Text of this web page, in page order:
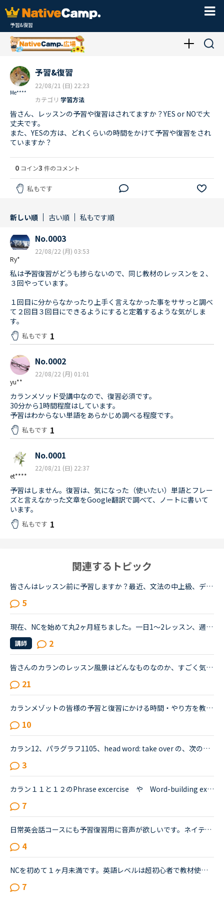
予習&復習
Me****
予習&復習
22/08/21 (日) 22:23
カテゴリ 学習方法
皆さん、レッスンの予習や復習はされてますか？YES or NOで大
丈夫です。
また、YESの方は、どれくらいの時間をかけて予習や復習をされ
ていますか？
0 コイン3 件のコメント
私もです
新しい順 古い順 私もです順
Ry*
No.0003
22/08/22 (月) 03:53
私は予習復習がどうも捗らないので、同じ教材のレッスンを２、
３回やっています。
１回目に分からなかったり上手く言えなかった事をササっと調べ
て２回目３回目にできるようにすると定着するような気がしま
す。
私もです 1
yu**
No.0002
22/08/22 (月) 01:01
カランメソッド受講中なので、復習必須です。
30分から1時間程度はしています。
予習はわからない単語をあらかじめ調べる程度です。
私もです 1
et****
No.0001
22/08/21 (日) 22:37
予習はしません。復習は、気になった（使いたい）単語とフレー
ズと言えなかった文章をGoogle翻訳で調べて、ノートに書いて
います。
私もです 1
関連するトピック
皆さんはレッスン前に予習しますか？最近、文法の中上級、デイリーニュース、ディスカッション等を受けていますがだんだん内容が難しくなってきて予習がないと不安でレッスンが受けられません。というか予習して...
5
現在、NCを始めて丸2ヶ月経ちました。一日1〜2レッスン、週に4日くらいしか出来ないのですが、文法中級、実践発音中級をやっています。私は文法テキストのエクササイズで、習った文法を使って自分で例文を作る部...
講師 2
皆さんのカランのレッスン風景はどんなものなのか、すごく気になってます。私は間もなくカランstage6に入るものです。毎日1〜2レッスンのカランを受けています。超高速の先生に当たった時や、復習してたのに全然...
21
カランメゾットの皆様の予習と復習にかける時間・やり方を教えてください。私は１週間前からネイティブキャンプを始めたのですが、カランメゾット（レッスン２）に挑戦してみようと思い現在レッスンを受けていま...
10
カラン12、パラグラフ1105、head word: take over の、次のようなQ （質問）＆A（回答）について、お尋ねします。Qではanother company ですが、Aの後ろの文でthe other company となっている点です。A: In busin...
3
カラン１１と１２のPhrase excercise や Word-building excerciseですが、皆さんどのぐらい活用されてますか？予習せずにこの箇所を受けると、ボロボロです。15問中、２・３問ぐらいしか正解しません。カウンセ...
7
日常英会話コースにも予習復習用に音声が欲しいです。ネイティブキャンプのおかげで英語に触れる機会ができ本当にうれしく思っています。楽しくレッスンをさせていただいていますが、最近はテキストの単語に初め...
4
NCを初めて１ヶ月未満です。英語レベルは超初心者で教材使用のレッスンのみ受けています。各教材の最後に「習った言葉を使ってフリートーク」があり、いつも予習をしてフレーズをいくつか用意して挑んでいます。...
7